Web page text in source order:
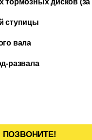
тормозных дисков (за
ступицы
вала
развала
ПОЗВОНИТЕ!